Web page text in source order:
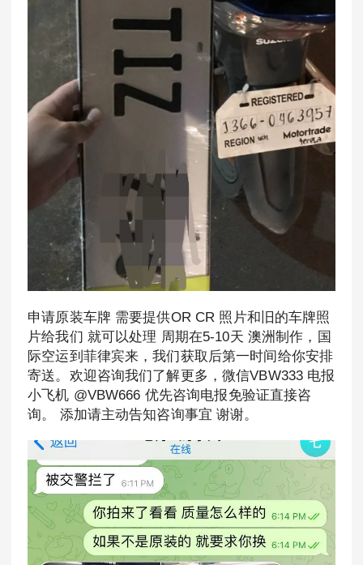
申请原装车牌 需要提供OR CR 照片和旧的车牌照
片给我们 就可以处理 周期在5-10天 澳洲制作，国
际空运到菲律宾来，我们获取后第一时间给你安排
寄送。欢迎咨询我们了解更多，微信VBW333 电报
小飞机 @VBW666 优先咨询电报免验证直接咨
询。 添加请主动告知咨询事宜 谢谢。